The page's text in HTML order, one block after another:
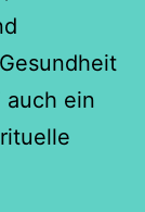
auch ein